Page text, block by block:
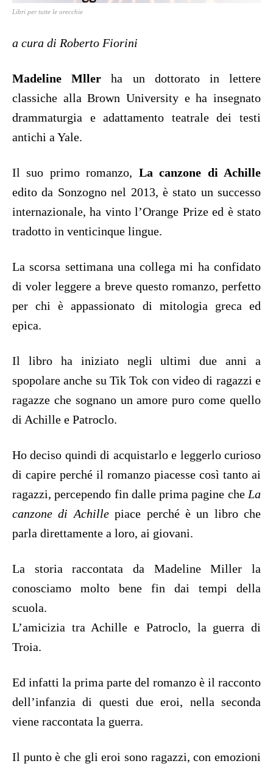
Libri per tutte le orecchie
a cura di Roberto Fiorini
Madeline Mller ha un dottorato in lettere
classiche alla Brown University e ha insegnato
drammaturgia e adattamento teatrale dei testi
antichi a Yale.
Il suo primo romanzo, La canzone di Achille
edito da Sonzogno nel 2013, è stato un successo
internazionale, ha vinto l’Orange Prize ed è stato
tradotto in venticinque lingue.
La scorsa settimana una collega mi ha confidato
di voler leggere a breve questo romanzo, perfetto
per chi è appassionato di mitologia greca ed
epica.
Il libro ha iniziato negli ultimi due anni a
spopolare anche su Tik Tok con video di ragazzi e
ragazze che sognano un amore puro come quello
di Achille e Patroclo.
Ho deciso quindi di acquistarlo e leggerlo curioso
di capire perché il romanzo piacesse così tanto ai
ragazzi, percependo fin dalle prima pagine che La
canzone di Achillepiace perché è un libro che
parla direttamente a loro, ai giovani.
La storia raccontata da Madeline Miller la
conosciamo molto bene fin dai tempi della
scuola.
L’amicizia tra Achille e Patroclo, la guerra di
Troia.
Ed infatti la prima parte del romanzo è il racconto
dell’infanzia di questi due eroi, nella seconda
viene raccontata la guerra.
Il punto è che gli eroi sono ragazzi, con emozioni